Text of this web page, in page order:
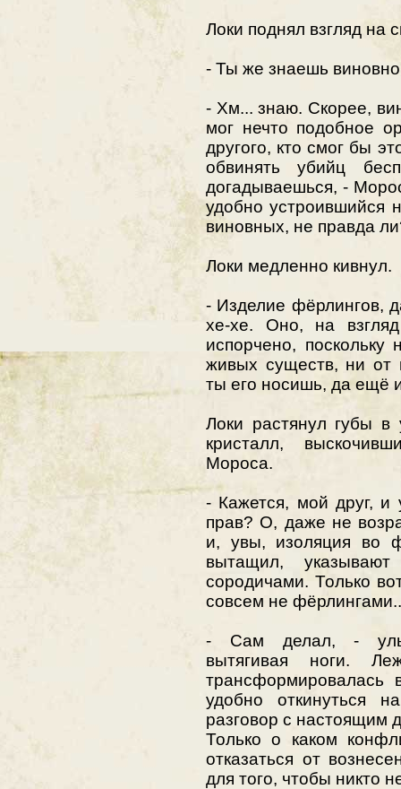
Локи поднял взгляд на
- Ты же знаешь
- Хм... знаю. Скорее,
мог нечто подобное
другого, кто смог бы
обвинять убийц
догадываешься, -
удобно устроившийся
виновных, не правда
Локи медленно кивнул.
- Изделие фёрлингов,
хе-хе. Оно, на
испорчено, поскольку
живых существ, ни от
ты его носишь, да ещё
Локи растянул губы
кристалл,
Мороса.
- Кажется, мой друг, и
прав? О, даже не
и, увы, изоляция во
вытащил,
сородичами. Только
совсем не
- Сам делал, -
вытягивая ноги.
трансформировалась
удобно откинуться
разговор с настоящим
Только о каком
отказаться от
для того, чтобы никто